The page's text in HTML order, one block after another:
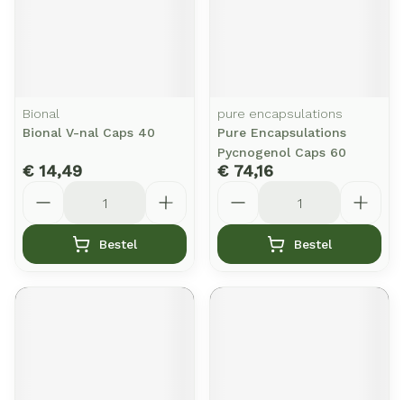
Bional
Bional V-nal Caps 40
€ 14,49
Bestel
pure encapsulations
Pure Encapsulations
Pycnogenol Caps 60
€ 74,16
Bestel